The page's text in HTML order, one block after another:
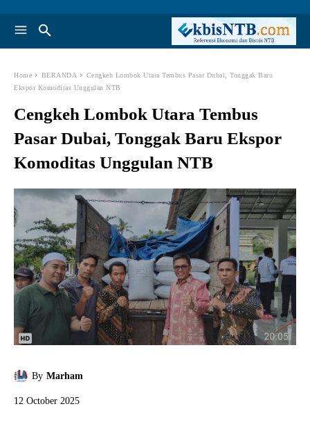
Home BERANDA
Cengkeh Lombok Utara Tembus Pasar Dubai, Tonggak Baru
Ekspor Komoditas Unggulan NTB
Cengkeh Lombok Utara Tembus
Pasar Dubai, Tonggak Baru Ekspor
Komoditas Unggulan NTB
By Marham
12 October 2025